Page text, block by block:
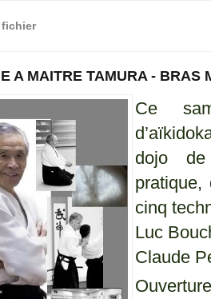
fichier
A MAITRE TAMURA - BRAS
Ce
dojo
pratique,
cinq
Luc
Claude